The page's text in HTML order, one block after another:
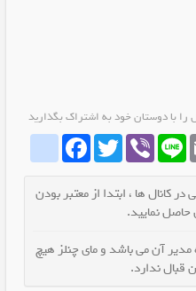
را با دوستان خود به اشتراک بگذارید
whatrubikaFacebookTwitter Viber Line
کانال ها ، ابتدا از معتبر بودن
حاصل نمایید.
مدیر آن می باشد و مای چنلز هیچ
قبال ندارد.